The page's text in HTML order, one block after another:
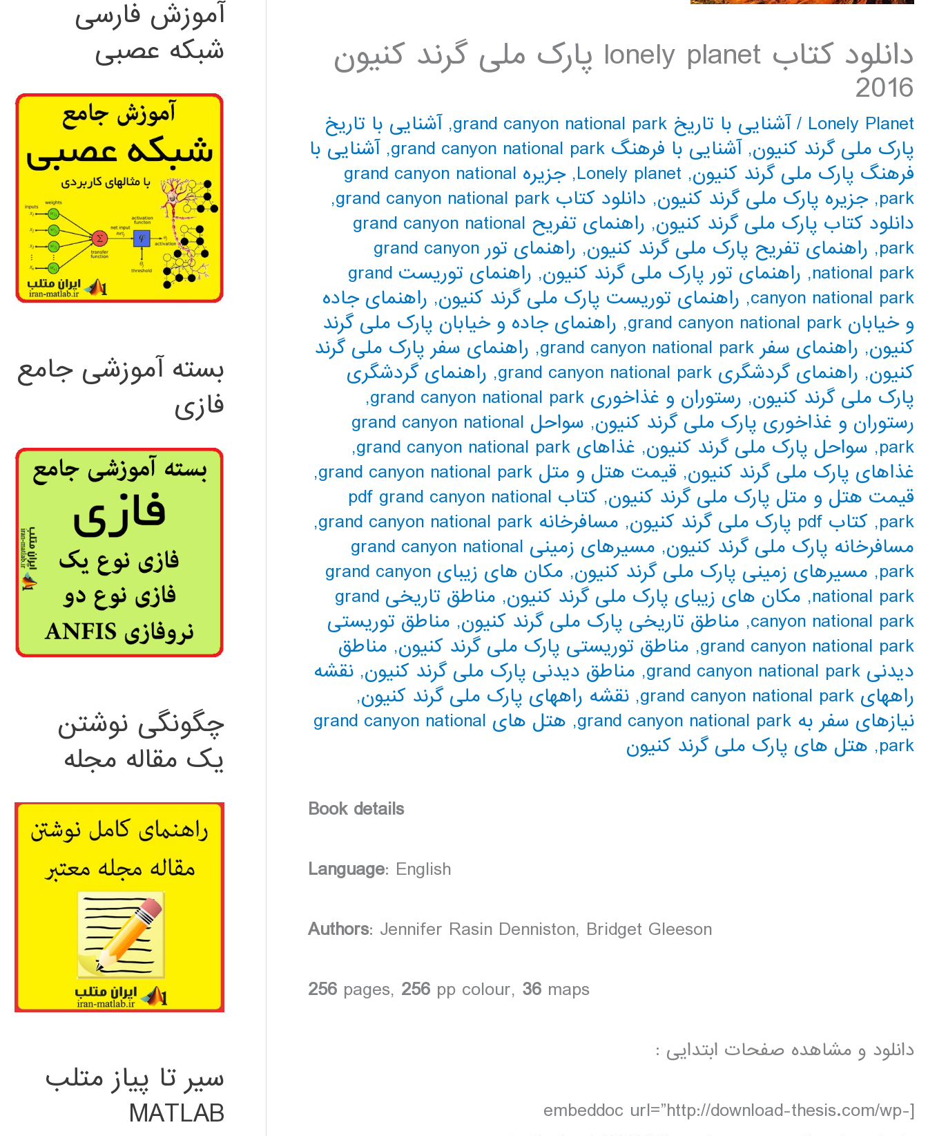
دانلود کتاب lonely planet پارک ملی گرند کنیون
2016
Lonely Planet
/آشنایی با تاریخ grand canyon national park ,آشنایی با تاریخ
پارک ملی گرند کنیون,آشنایی با فرهنگ grand canyon national park ,آشنایی با
فرهنگ پارک ملی گرند کنیون,
Lonely planet
,
جزیره grand canyon national
park
,جزیره پارک ملی گرند کنیون, دانلود کتاب grand canyon national park
,
دانلود کتاب پارک ملی گرند کنیون,
راهنمای تفریح grand canyon national
park
, راهنمای تفریح پارک ملی گرند کنیون,
راهنمای تور grand canyon
national park
, راهنمای تور پارک ملی گرند کنیون,
راهنمای توریست grand
canyon national park
, راهنمای توریست پارک ملی گرند کنیون, راهنمای جاده
و خیابان grand canyon national park
, راهنمای جاده و خیابان پارک ملی گرند
کنیون, راهنمای سفر grand canyon national park , راهنمای سفر پارک ملی گرند
کنیون, راهنمای گردشگری grand canyon national park , راهنمای گردشگری
پارک ملی گرند کنیون, رستوران و غذاخوری grand canyon national park
,
رستوران و غذاخوری پارک ملی گرند کنیون,
سواحل grand canyon national
park
, سواحل پارک ملی گرند کنیون, غذاهای grand canyon national park
,
غذاهای پارک ملی گرند کنیون, قیمت هتل و متل grand canyon national park
,
قیمت هتل و متل پارک ملی گرند کنیون,
کتاب pdf grand canyon national
park
, کتاب pdf پارک ملی گرند کنیون , مسافرخانه grand canyon national park
,
مسافرخانه پارک ملی گرند کنیون,
مسیرهای زمینی grand canyon national
park
, مسیرهای زمینی پارک ملی گرند کنیون,
مکان های زیبای grand canyon
national park
, مکان های زیبای پارک ملی گرند کنیون,
مناطق تاریخی grand
canyon national park
, مناطق تاریخی پارک ملی گرند کنیون, مناطق توریستی
grand canyon national park
, مناطق توریستی پارک ملی گرند کنیون, مناطق
دیدنی grand canyon national park
, مناطق دیدنی پارک ملی گرند کنیون, نقشه
راههای grand canyon national park
, نقشه راههای پارک ملی گرند کنیون,
نیازهای سفر به grand canyon national park
,
هتل های grand canyon national
park
, هتل های پارک ملی گرند کنیون
Book details
Language: English
Authors: Jennifer Rasin Denniston, Bridget Gleeson
256 pages, 256 pp colour, 36 maps
دانلود و مشاهده صفحات ابتدایی :
[embeddoc url=”http://download-thesis.com/wp-
آموزش فارسی
شبکه عصبی
بسته آموزشی جامع
فازی
چگونگی نوشتن
یک مقاله مجله
سیر تا پیاز متلب
MATLAB